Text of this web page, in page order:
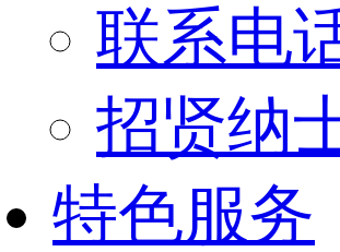
联系电
招贤纳
特色服务